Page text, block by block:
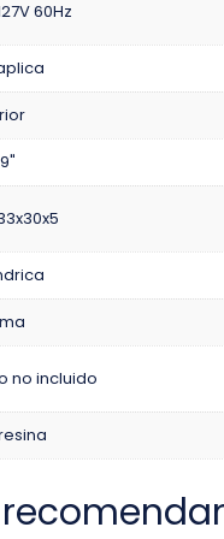
60Hz
no incluido